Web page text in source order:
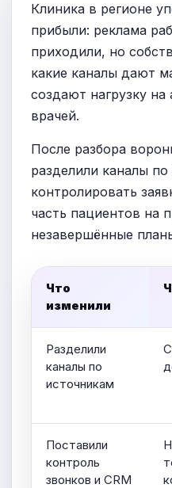
Клиника в регионе
прибыли: реклама
приходили, но
какие каналы дают
создают нагрузку
врачей.
После разбора
разделили каналы по
контролировать
часть пациентов на
незавершённые
Что
изменили
Разделили
каналы по
источникам
Поставили
контроль
звонков и CRM